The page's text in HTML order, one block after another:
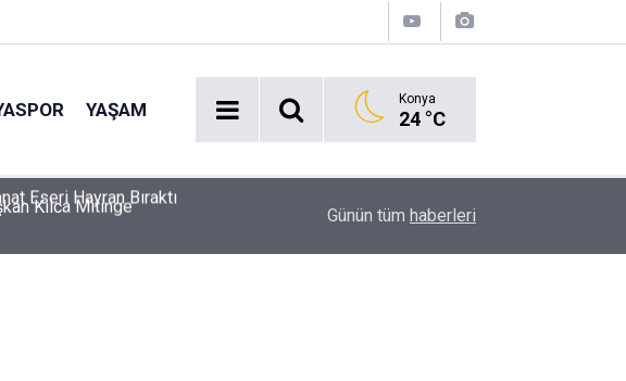
YAŞAM Konya
24 °C
Kılca Mitinge
Geri Sayım!
Günün tüm haberleri